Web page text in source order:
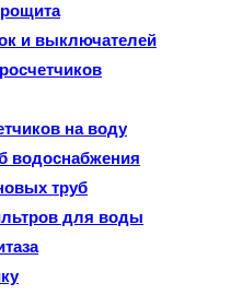
и выключателей
на воду
водоснабжения
труб
для воды